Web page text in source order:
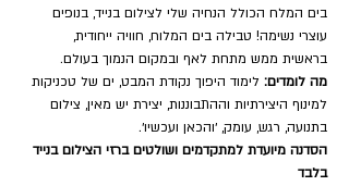
בים המלח הכולל הנחיה שלי לצילום בנייד, בנופים
עוצרי נשימה! טבילה בים המלוח, חוויה ייחודית,
בראשית ממש מתחת לאף ובמקום הנמוך בעולם.
מה לומדים: לימוד היפוך נקודת המבט, ים של טכניקות
למינוף היצירתיות וההתבוננות, יצירת יש מאין, צילום
בתנועה, רגש, עומק, ׳והכאן ועכשיו׳.
הסדנה מיועדת למתקדמים ושולטים ברזי הצילום בנייד
בלבד